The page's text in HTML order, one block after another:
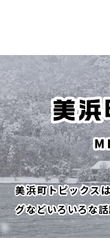
美浜町トピックス
グなどいろいろな